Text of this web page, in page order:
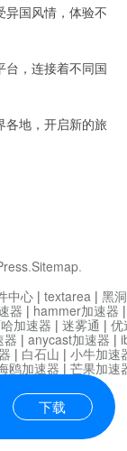
国风情，体验不
，连接着不同国
地，开启新的旅
.Sitemap.
下载
中心 | textarea | 黑
器 | hammer加速器
加速器 | 迷雾通 | 优
器 | anycast加速器 |
| 白石山 | 小牛加速
鸥加速器 | 芒果加速